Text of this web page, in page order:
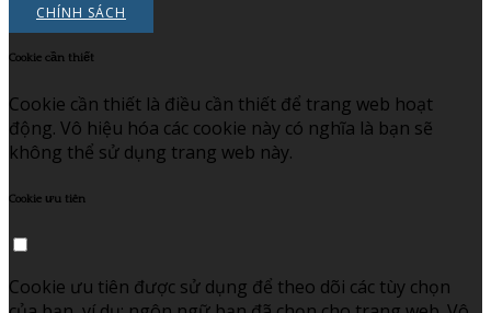
CHÍNH SÁCH
Cookie cần thiết
Cookie cần thiết là điều cần thiết để trang web hoạt
động. Vô hiệu hóa các cookie này có nghĩa là bạn sẽ
không thể sử dụng trang web này.
Cookie ưu tiên
Cookie ưu tiên được sử dụng để theo dõi các tùy chọn